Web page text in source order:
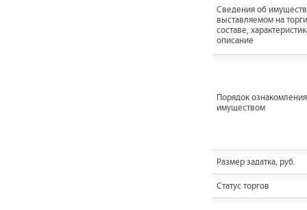
Cведения об
выставляемом на
составе,
описание
Порядок
имуществом
Размер задатка, руб.
Статус торгов